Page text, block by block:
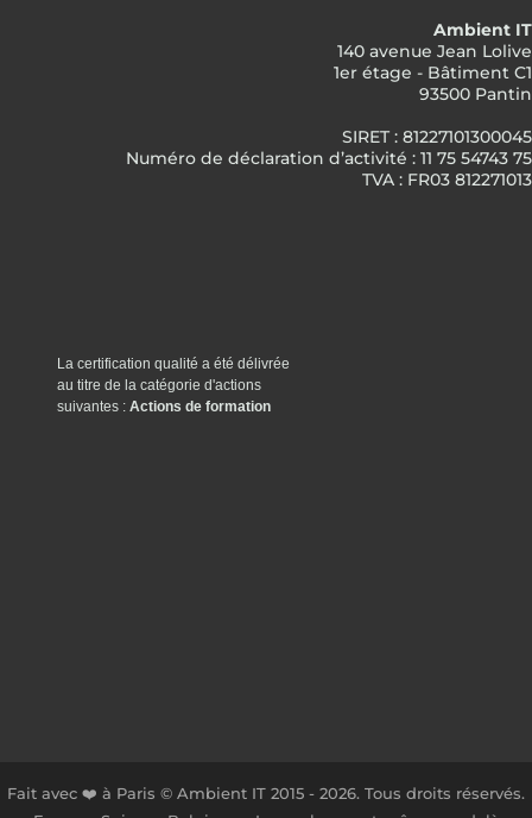
Ambient IT
140 avenue Jean Lolive
1er étage - Bâtiment C1
93500 Pantin
SIRET : 81227101300045
Numéro de déclaration d’activité : 11 75 54743 75
TVA : FR03 812271013
La certification qualité a été délivrée
au titre de la catégorie d'actions
suivantes : Actions de formation
Fait avec ❤️ à Paris © Ambient IT 2015 - 2026. Tous droits réservés.